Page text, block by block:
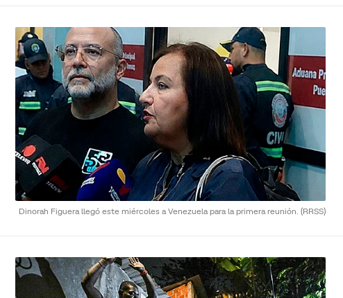
Dinorah Figuera llegó este miércoles a Venezuela para la primera reunión. (RRSS)